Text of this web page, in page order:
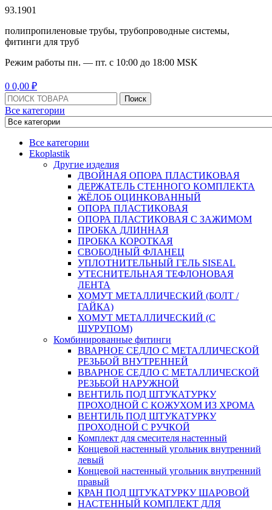
93.1901
полипропиленовые трубы, трубопроводные системы,
фитинги для труб
Режим работы пн. — пт. с 10:00 до 18:00 MSK
0 0,00 ₽
Поиск:
Поиск
Все категории
Все категории
Ekoplastik
Другие изделия
ДВОЙНАЯ ОПОРА ПЛАСТИКОВАЯ
ДЕРЖАТЕЛЬ СТЕННОГО КОМПЛЕКТА
ЖЁЛОБ ОЦИНКОВАННЫЙ
ОПОРА ПЛАСТИКОВАЯ
ОПОРА ПЛАСТИКОВАЯ С ЗАЖИМОМ
ПРОБКА ДЛИННАЯ
ПРОБКА КОРОТКАЯ
СВОБОДНЫЙ ФЛАНЕЦ
УПЛОТНИТЕЛЬНЫЙ ГЕЛЬ SISEAL
УТЕСНИТЕЛЬНАЯ ТЕФЛОНОВАЯ
ЛЕНТА
ХОМУТ МЕТАЛЛИЧЕСКИЙ (БОЛТ /
ГАЙКА)
ХОМУТ МЕТАЛЛИЧЕСКИЙ (С
ШУРУПОМ)
Комбинированные фитинги
ВВАРНОЕ СЕДЛО С МЕТАЛЛИЧЕСКОЙ
РЕЗЬБОЙ ВНУТРЕННЕЙ
ВВАРНОЕ СЕДЛО С МЕТАЛЛИЧЕСКОЙ
РЕЗЬБОЙ НАРУЖНОЙ
ВЕНТИЛЬ ПОД ШТУКАТУРКУ
ПРОХОДНОЙ С КОЖУХОМ ИЗ ХРОМА
ВЕНТИЛЬ ПОД ШТУКАТУРКУ
ПРОХОДНОЙ С РУЧКОЙ
Комплект для смесителя настенный
Концевой настенный угольник внутренний
левый
Концевой настенный угольник внутренний
правый
КРАН ПОД ШТУКАТУРКУ ШАРОВОЙ
НАСТЕННЫЙ КОМПЛЕКТ ДЛЯ